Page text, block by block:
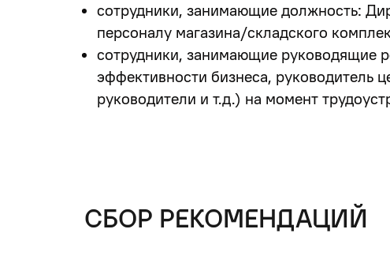
сотрудники, занимающие должность:
персоналу магазина/складского
сотрудники, занимающие руководящие
эффективности бизнеса, руководитель
руководители и т.д.) на момент
СБОР РЕКОМЕНДАЦИЙ